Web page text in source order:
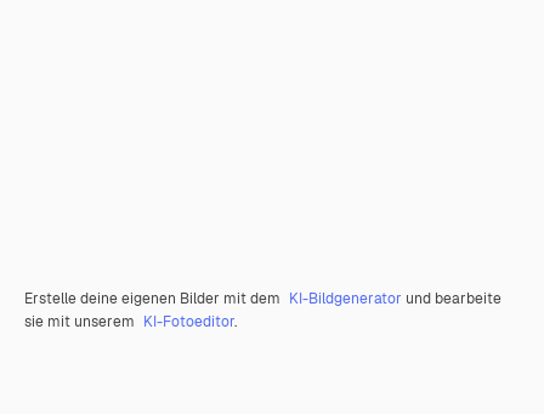
Erstelle deine eigenen Bilder mit dem KI-Bildgenerator und bearbeite
sie mit unserem KI-Fotoeditor.